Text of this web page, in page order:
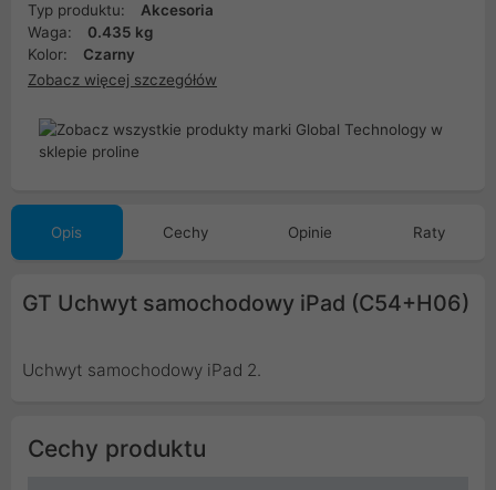
Typ produktu:
Akcesoria
Waga:
0.435 kg
Kolor:
Czarny
Zobacz więcej szczegółów
Opis Cechy Opinie Raty
GT Uchwyt samochodowy iPad (C54+H06)
Uchwyt samochodowy iPad 2.
Cechy produktu